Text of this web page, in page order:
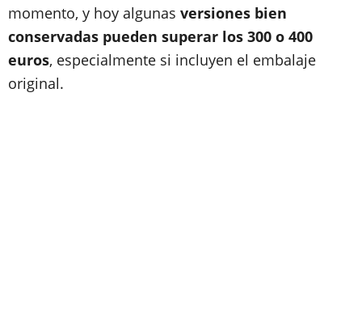
momento, y hoy algunas versiones bien
conservadas pueden superar los 300 o 400
euros, especialmente si incluyen el embalaje
original.